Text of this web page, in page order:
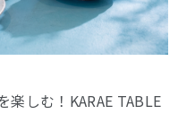
楽しむ！KARAE TABLE